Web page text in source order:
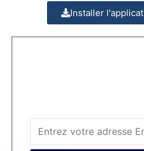
Installer